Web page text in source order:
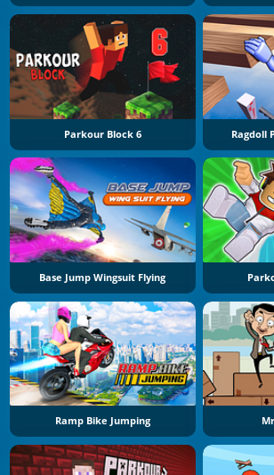
Parkour Block 6 Ragdoll
Base Jump Wingsuit Flying
Ramp Bike Jumping